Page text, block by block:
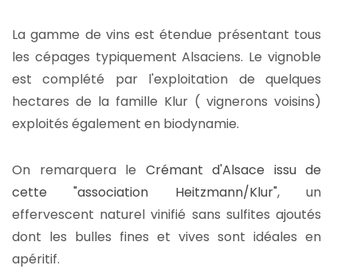
La gamme de vins est étendue présentant tous
les cépages typiquement Alsaciens. Le vignoble
est complété par l'exploitation de quelques
hectares de la famille Klur ( vignerons voisins)
exploités également en biodynamie.
On remarquera le Crémant d'Alsace issu de
cette "association Heitzmann/Klur", un
effervescent naturel vinifié sans sulfites ajoutés
dont les bulles fines et vives sont idéales en
apéritif.